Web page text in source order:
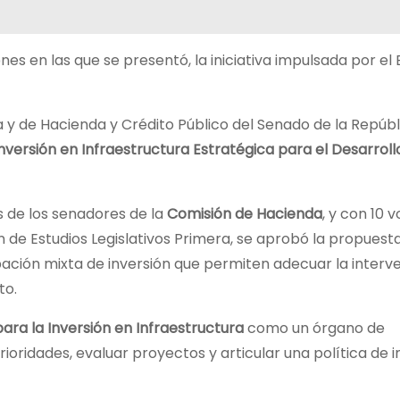
en las que se presentó, la iniciativa impulsada por el
de Hacienda y Crédito Público del Senado de la
en Infraestructura Estratégica para el
los senadores de la Comisión de Hacienda, y con 10
Estudios Legislativos Primera, se aprobó la
mixta de inversión que permiten adecuar la
la Inversión en Infraestructuracomo un órgano de
evaluar proyectos y articular una política de